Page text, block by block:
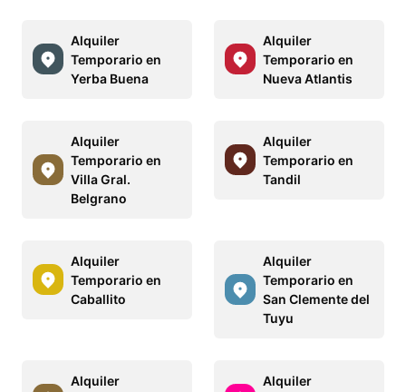
Alquiler
Temporario en
Yerba Buena
Alquiler
Temporario en
Nueva Atlantis
Alquiler
Temporario en
Villa Gral.
Belgrano
Alquiler
Temporario en
Tandil
Alquiler
Temporario en
Caballito
Alquiler
Temporario en
San Clemente del
Tuyu
Alquiler
Alquiler